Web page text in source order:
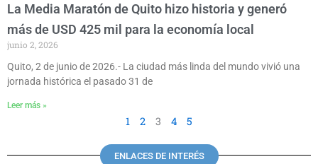
La Media Maratón de Quito hizo historia y generó
más de USD 425 mil para la economía local
junio 2, 2026
Quito, 2 de junio de 2026.- La ciudad más linda del mundo vivió una
jornada histórica el pasado 31 de
Leer más »
1 2 3 4 5
ENLACES DE INTERÉS